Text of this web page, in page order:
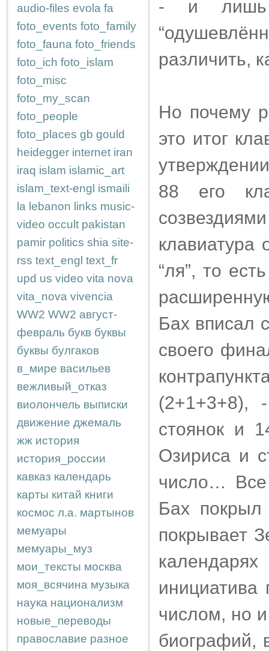
audio-files evola fa
foto_events foto_family
foto_fauna foto_friends
foto_ich foto_islam
foto_misc
foto_my_scan
foto_people
foto_places gb gould
heidegger internet iran
iraq islam islamic_art
islam_text-engl ismaili
la lebanon links music-
video occult pakistan
pamir politics shia site-
rss text_engl text_fr
upd us video vita nova
vita_nova vivencia
WW2 WW2 август-
февраль букв буквы
буквы булгаков
в_мире васильев
вежливый_отказ
виолончель выписки
движение джемаль
жж история
история_россии
кавказ календарь
карты китай книги
космос л.а. мартынов
мемуары
мемуары_муз
мои_тексты москва
моя_всячина музыка
наука национализм
новые_переводы
православие разное
- и лишь
различить,
Но почему
это итог
88 его
клавиатура
“ля”, то
Бах вписал
своего
(2+1+3+8),
стоянок и
Озириса и
число… Все
Бах покрыл
покрывает
числом, но
биографий,